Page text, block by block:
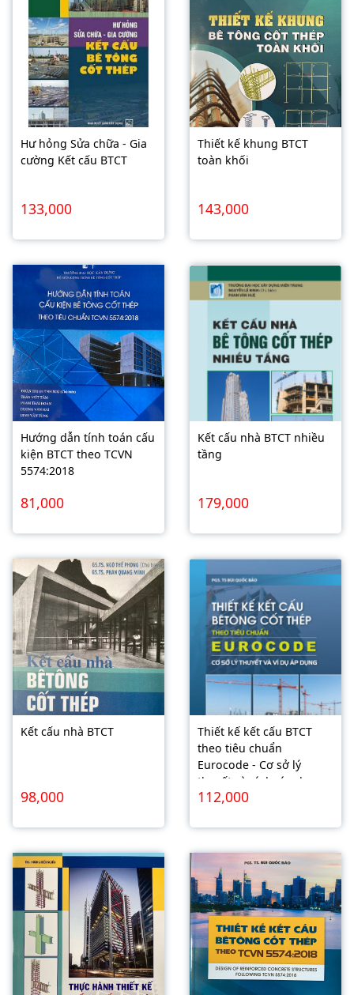
Hư hỏng Sửa chữa - Gia
cường Kết cấu BTCT
133,000
Thiết kế khung BTCT
toàn khối
143,000
Hướng dẫn tính toán cấu
kiện BTCT theo TCVN
5574:2018
81,000
Kết cấu nhà BTCT nhiều
tầng
179,000
Kết cấu nhà BTCT
98,000
Thiết kế kết cấu BTCT
theo tiêu chuẩn
Eurocode - Cơ sở lý
thuyết và ví dụ áp dụng
112,000